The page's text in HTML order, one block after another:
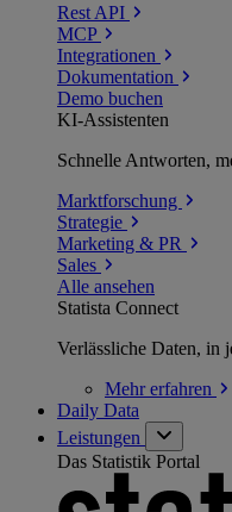
Rest API
MCP
Integrationen
Dokumentation
Demo buchen
KI-Assistenten
Schnelle Antworten,
Marktforschung
Strategie
Marketing & PR
Sales
Alle ansehen
Statista Connect
Verlässliche Daten, in
Mehrerfahren
Daily Data
Leistungen
Das Statistik Portal